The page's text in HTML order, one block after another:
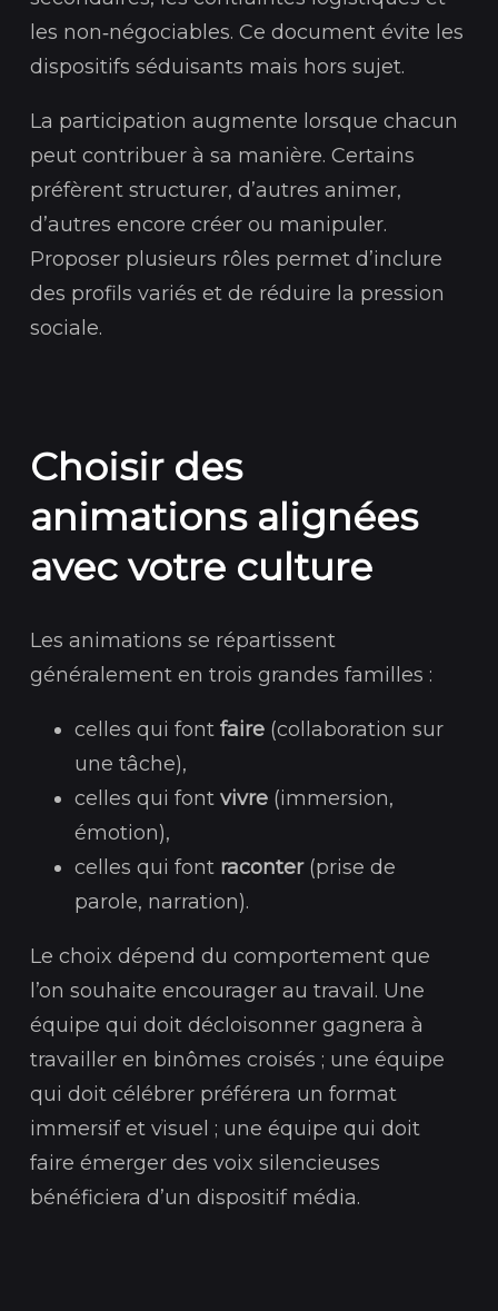
les non‑négociables. Ce document évite les
dispositifs séduisants mais hors sujet.
La participation augmente lorsque chacun
peut contribuer à sa manière. Certains
préfèrent structurer, d’autres animer,
d’autres encore créer ou manipuler.
Proposer plusieurs rôles permet d’inclure
des profils variés et de réduire la pression
sociale.
Choisir des
animations alignées
avec votre culture
Les animations se répartissent
généralement en trois grandes familles :
celles qui font faire (collaboration sur
une tâche),
celles qui font vivre (immersion,
émotion),
celles qui font raconter(prise de
parole, narration).
Le choix dépend du comportement que
l’on souhaite encourager au travail. Une
équipe qui doit décloisonner gagnera à
travailler en binômes croisés ; une équipe
qui doit célébrer préférera un format
immersif et visuel ; une équipe qui doit
faire émerger des voix silencieuses
bénéficiera d’un dispositif média.